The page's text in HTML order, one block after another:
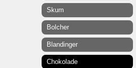
Skum
Bolcher
Blandinger
Chokolade